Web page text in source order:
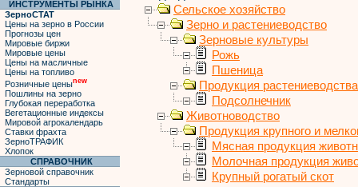
ИНСТРУМЕНТЫ РЫНКА
ЗерноСТАТ
Цены на зерно в России
Прогнозы цен
Мировые биржи
Мировые цены
Цены на масличные
Цены на топливо
Розничные ценыnew
Пошлины на зерно
Глубокая переработка
Вегетационные индексы
Мировой агрокалендарь
Ставки фрахта
ЗерноТРАФИК
Хлопок
СПРАВОЧНИК
Зерновой справочник
Стандарты
Сельское хозяйство
Зерно и растениеводство
Зерновые культуры
Рожь
Пшеница
Продукция растениеводства
Подсолнечник
Животноводство
Продукция крупного и
Мясная продукция
Молочная продукция
Крупный рогатый скот